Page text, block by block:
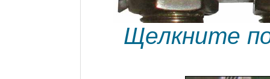
Щелкните